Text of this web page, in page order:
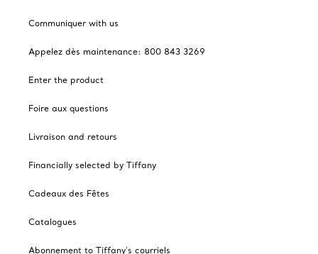
Communiquer with us
Appelez dès maintenance: 800 843 3269
Enter the product
Foire aux questions
Livraison and retours
Financially selected by Tiffany
Cadeaux des Fêtes
Catalogues
Abonnement to Tiffany's courriels